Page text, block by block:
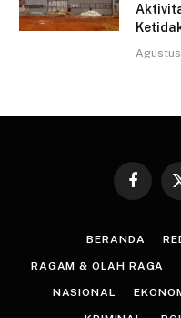
BERANDA
RAGAM & OLAH RAGA
NASIONAL